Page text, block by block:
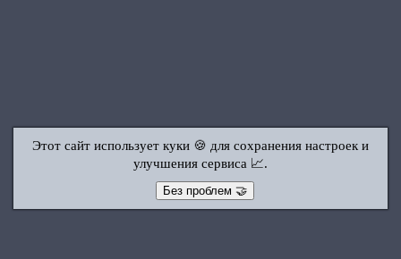
Этот сайт использует куки 🍪 для сохранения настроек и
улучшения сервиса 📈.
Без проблем 🤝